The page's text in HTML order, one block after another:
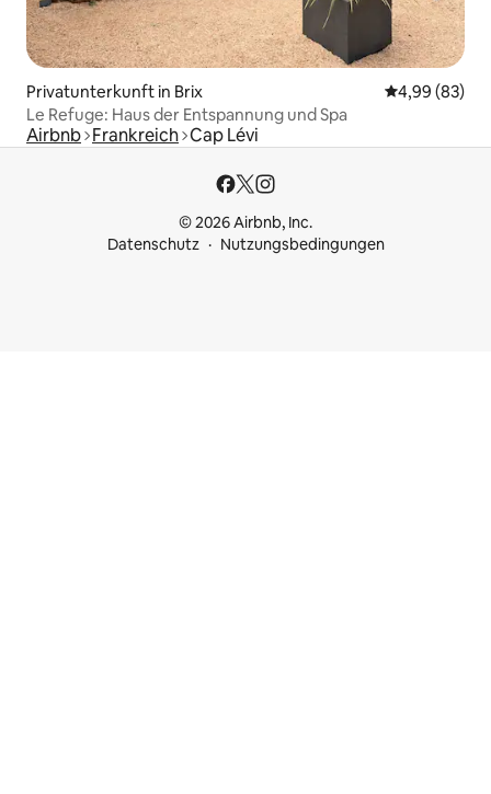
Privatunterkunft in Brix
4,99 (83)
Le Refuge: Haus der Entspannung und Spa
Airbnb Frankreich Cap Lévi
© 2026 Airbnb, Inc.
Datenschutz
Nutzungsbedingungen